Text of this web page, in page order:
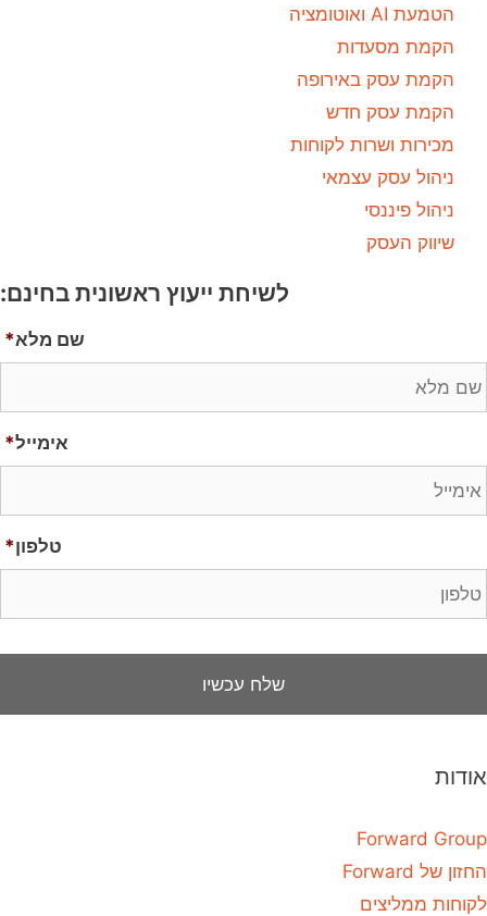
הטמעת AI ואוטומציה
הקמת מסעדות
הקמת עסק באירופה
הקמת עסק חדש
מכירות ושרות לקוחות
ניהול עסק עצמאי
ניהול פיננסי
שיווק העסק
לשיחת ייעוץ ראשונית בחינם:
שם מלא*
אימייל*
טלפון*
אודות
Forward Group
החזון של Forward
לקוחות ממליצים